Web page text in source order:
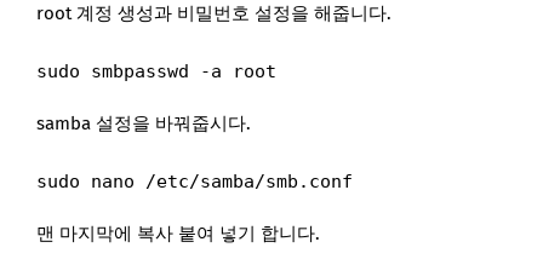
root 계정 생성과 비밀번호 설정을 해줍니다.
sudo smbpasswd -a root
samba 설정을 바꿔줍시다.
sudo nano /etc/samba/smb.conf
맨 마지막에 복사 붙여 넣기 합니다.